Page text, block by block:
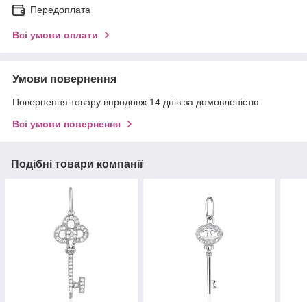
Передоплата
Всі умови оплати
Умови повернення
Повернення товару впродовж 14 днів за домовленістю
Всі умови повернення
Подібні товари компанії